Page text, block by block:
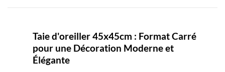
Taie d'oreiller 45x45cm : Format Carré
pour une Décoration Moderne et
Élégante